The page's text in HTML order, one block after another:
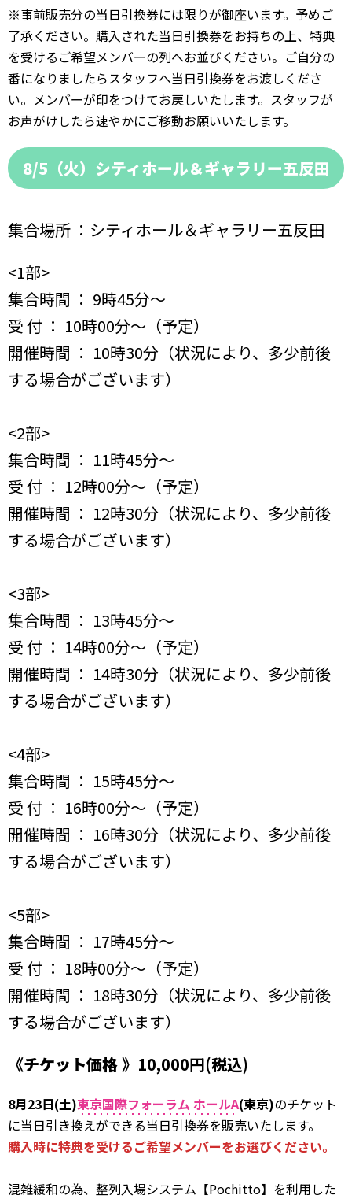
※事前販売分の当日引換券には限りが御座います。予めご
了承ください。購入された当日引換券をお持ちの上、特典
を受けるご希望メンバーの列へお並びください。ご自分の
番になりましたらスタッフへ当日引換券をお渡しくださ
い。メンバーが印をつけてお戻しいたします。スタッフが
お声がけしたら速やかにご移動お願いいたします。
8/5（火） シティホール＆ギャラリー五反田
集合場所 ：シティホール＆ギャラリー五反田
<1部>
集合時間 ： 9時45分〜
受 付 ： 10時00分〜（予定）
開催時間 ： 10時30分（状況により、多少前後
する場合がございます）
<2部>
集合時間 ： 11時45分〜
受 付 ： 12時00分〜（予定）
開催時間 ： 12時30分（状況により、多少前後
する場合がございます）
<3部>
集合時間 ： 13時45分〜
受 付 ： 14時00分〜（予定）
開催時間 ： 14時30分（状況により、多少前後
する場合がございます）
<4部>
集合時間 ： 15時45分〜
受 付 ： 16時00分〜（予定）
開催時間 ： 16時30分（状況により、多少前後
する場合がございます）
<5部>
集合時間 ： 17時45分〜
受 付 ： 18時00分〜（予定）
開催時間 ： 18時30分（状況により、多少前後
する場合がございます）
《チケット価格》10,000円(税込)
8月23日(土)東京国際フォーラム ホールA(東京)のチケット
に当日引き換えができる当日引換券を販売いたします。
購入時に特典を受けるご希望メンバーをお選びください。
混雑緩和の為、整列入場システム【Pochitto】を利用した